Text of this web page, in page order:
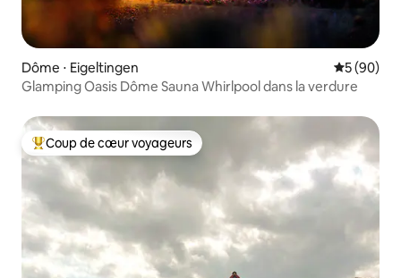
Dôme ⋅ Eigeltingen
5 (90)
Glamping Oasis Dôme Sauna Whirlpool dans la verdure
Coups de cœur voyageurs les plus appréciés
Coup de cœur voyageurs